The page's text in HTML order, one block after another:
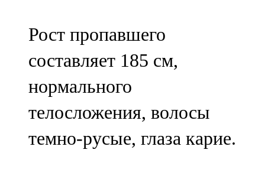
103,0 FM
Чүпрәле
91,0 FM
Шәмәрдән
102,3 FM
Рост пропавшего
составляет 185 см,
нормального
телосложения, волосы
темно-русые, глаза карие.